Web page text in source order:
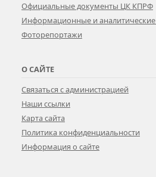
Официальные документы ЦК КПРФ
Информационные и
Фоторепортажи
О САЙТЕ
Связаться с администрацией
Наши ссылки
Карта сайта
Политика конфиденциальности
Информация о сайте